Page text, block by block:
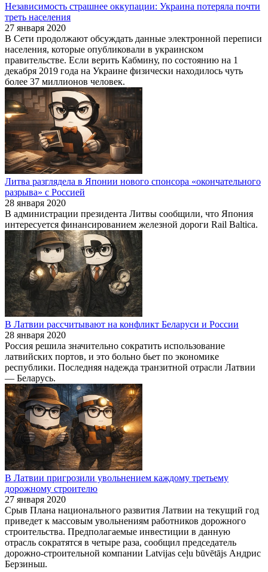
Независимость страшнее оккупации: Украина потеряла почти
треть населения
27 января 2020
В Сети продолжают обсуждать данные электронной переписи
населения, которые опубликовали в украинском
правительстве. Если верить Кабмину, по состоянию на 1
декабря 2019 года на Украине физически находилось чуть
более 37 миллионов человек.
Литва разглядела в Японии нового спонсора «окончательного
разрыва» с Россией
28 января 2020
В администрации президента Литвы сообщили, что Япония
интересуется финансированием железной дороги Rail Baltica.
В Латвии рассчитывают на конфликт Беларуси и России
28 января 2020
Россия решила значительно сократить использование
латвийских портов, и это больно бьет по экономике
республики. Последняя надежда транзитной отрасли Латвии
— Беларусь.
В Латвии пригрозили увольнением каждому третьему
дорожному строителю
27 января 2020
Срыв Плана национального развития Латвии на текущий год
приведет к массовым увольнениям работников дорожного
строительства. Предполагаемые инвестиции в данную
отрасль сократятся в четыре раза, сообщил председатель
дорожно-строительной компании Latvijas ceļu būvētājs Андрис
Берзиньш.